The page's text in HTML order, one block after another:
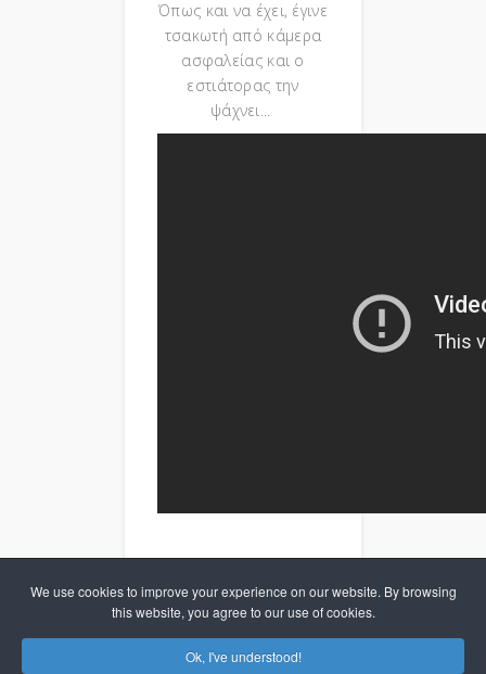
Όπως και να έχει, έγινε
τσακωτή από κάμερα
ασφαλείας και ο
εστιάτορας την
ψάχνει...
News
Read
more...
We use cookies to improve your experience on our website. By browsing
this website, you agree to our use of cookies.
Ok, I've understood!